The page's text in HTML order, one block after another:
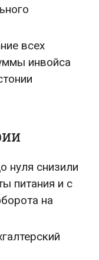
всех
инвойса
нуля снизили
питания и с
на